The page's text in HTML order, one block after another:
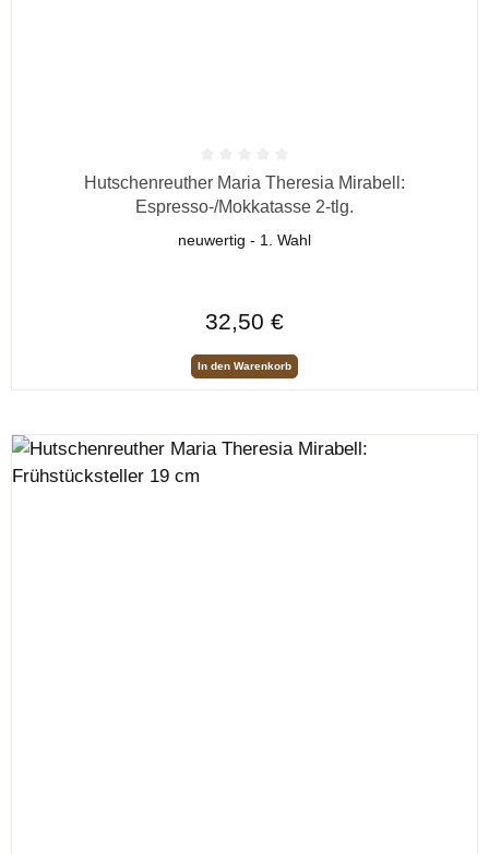
Durchschnittliche Bewertung von 0 von 5 Sternen
Hutschenreuther Maria Theresia Mirabell:
Espresso-/Mokkatasse 2-tlg.
neuwertig - 1. Wahl
32,50 €
In den Warenkorb